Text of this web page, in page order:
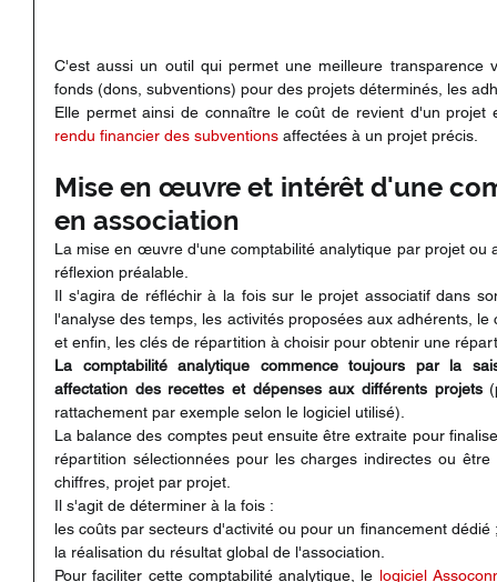
C'est aussi un outil qui permet une meilleure
fonds (dons, subventions) pour des projets déterminés, les
Elle permet ainsi de connaître le coût de revient d'un
rendu financier des subventions affectées à un projet précis.
Mise en œuvre et intérêt d'une
en association
La mise en œuvre d'une comptabilité analytique par projet ou
réflexion préalable.
Il s'agira de réfléchir à la fois sur le projet associatif dans
l'analyse des temps, les activités proposées aux adhérents,
et enfin, les clés de répartition à choisir pour obtenir une
La comptabilité analytique commence toujours par la
affectation des recettes et dépenses aux différents projets
rattachement par exemple selon le logiciel utilisé).
La balance des comptes peut ensuite être extraite pour
répartition sélectionnées pour les charges indirectes ou
chiffres, projet par projet.
Il s'agit de déterminer à la fois :
les coûts par secteurs d'activité ou pour un financement
la réalisation du résultat global de l'association.
Pour faciliter cette comptabilité analytique, le logiciel